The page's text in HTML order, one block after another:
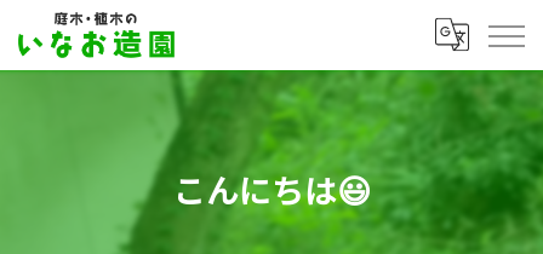
こんにちは😃